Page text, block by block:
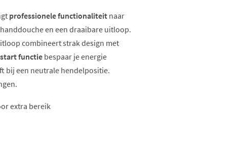
professionele functionaliteit naar
en een draaibare uitloop.
combineert strak design met
functiebespaar je energie
bij een neutrale hendelpositie.
extra bereik